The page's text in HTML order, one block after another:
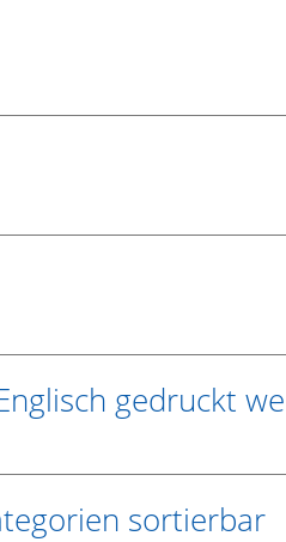
gedruckt
sortierbar